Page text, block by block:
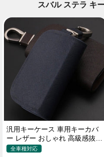
スバル ステラ キ
汎用キーケース 車用キーカバ
ー レザー おしゃれ 高級感抜群
ロゴオーダーメイド
全車種対応